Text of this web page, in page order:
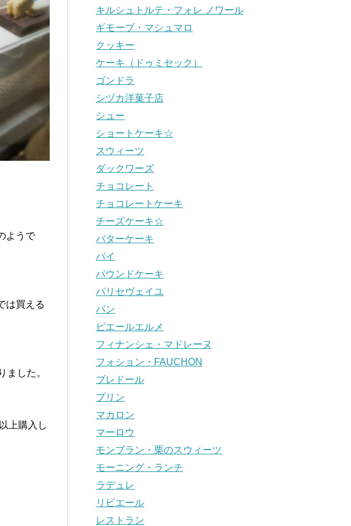
ようで
は買える
ました。
上購入し
キルシュトルテ・フォレ ノワール
ギモーブ・マシュマロ
クッキー
ケーキ（ドゥミセック）
ゴンドラ
シヅカ洋菓子店
シュー
ショートケーキ☆
スウィーツ
ダックワーズ
チョコレート
チョコレートケーキ
チーズケーキ☆
バターケーキ
パイ
パウンドケーキ
パリセヴェイユ
パン
ピエールエルメ
フィナンシェ・マドレーヌ
フォション・FAUCHON
ブレドール
プリン
マカロン
マーロウ
モンブラン・栗のスウィーツ
モーニング・ランチ
ラデュレ
リビエール
レストラン